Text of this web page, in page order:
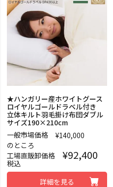
★ハンガリー産ホワイトグース
ロイヤルゴールドラベル付き
立体キルト羽毛掛け布団ダブル
サイズ190×210cm
一般市場価格
¥140,000
のところ
工場直販卸価格
¥92,400
税込
詳細を見る